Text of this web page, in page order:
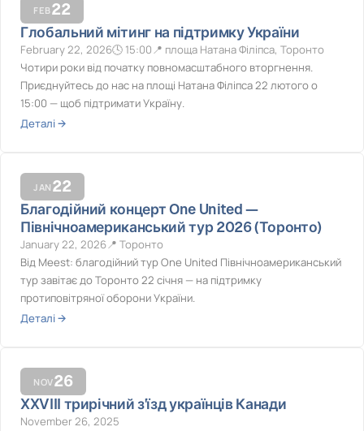
FEB22
Глобальний мітинг на підтримку України
February 22, 2026 15:00
площа Натана Філіпса, Торонто
Чотири роки від початку повномасштабного вторгнення.
Приєднуйтесь до нас на площі Натана Філіпса 22 лютого о
15:00 — щоб підтримати Україну.
Деталі →
JAN 22
Благодійний концерт One United —
Північноамериканський тур 2026 (Торонто)
January 22, 2026
Торонто
Від Meest: благодійний тур One United Північноамериканський
тур завітає до Торонто 22 січня — на підтримку
протиповітряної оборони України.
Деталі →
NOV26
XXVIII трирічний з'їзд українців Канади
November 26, 2025